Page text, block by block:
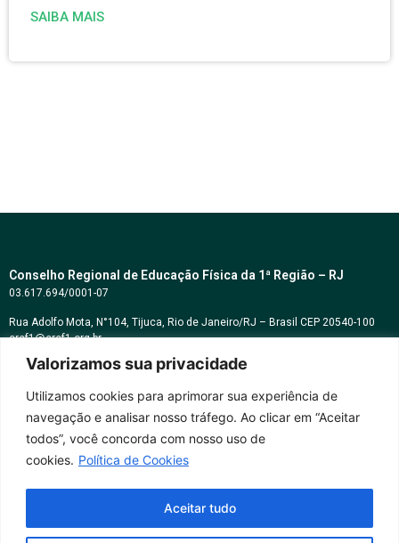
Valorizamos sua privacidade
Utilizamos cookies para aprimorar sua experiência de
navegação e analisar nosso tráfego. Ao clicar em “Aceitar
todos”, você concorda com nosso uso de
cookies. Política de Cookies
Aceitar tudo
SAIBA MAIS
Conselho Regional de Educação Física da 1ª Região – RJ
03.617.694/0001-07
Rua Adolfo Mota, N°104, Tijuca, Rio de Janeiro/RJ – Brasil CEP 20540-100
cref1@cref1.org.br
Assessoria de comunicação:
Horários de atendimento:
Whatsapp: (21) 2569-2398